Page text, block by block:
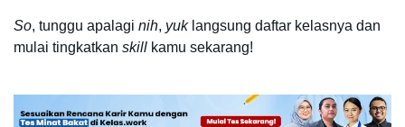
So, tunggu apalagi nih, yuk langsung daftar kelasnya dan
mulai tingkatkan skill kamu sekarang!